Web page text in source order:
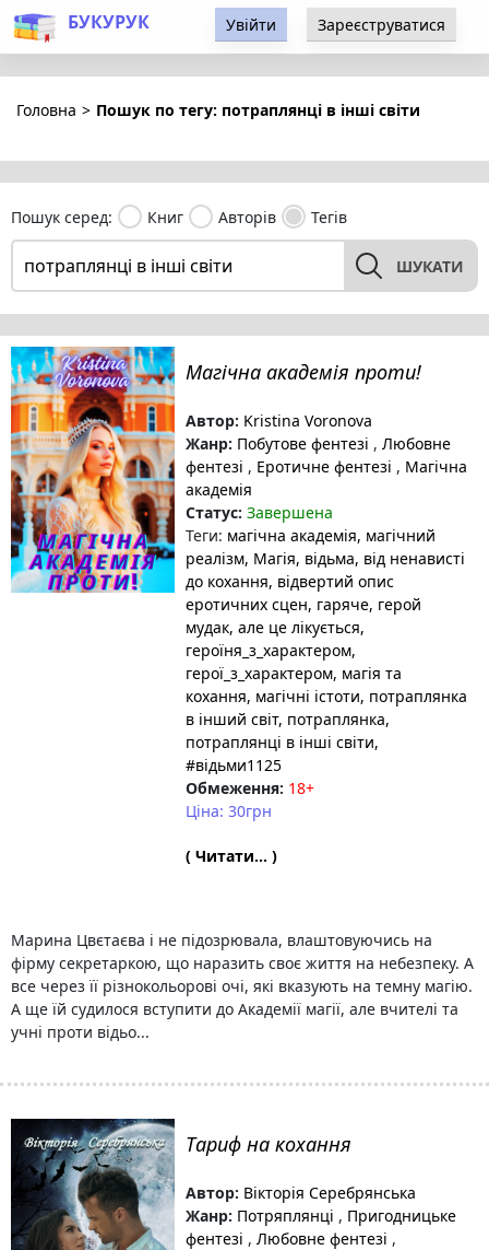
БУКУРУК Увійти Зареєструватися
Головна > Пошук по тегу: потраплянці в інші світи
Пошук серед: Книг Авторів Тегів
ШУКАТИ
Магічна академія проти!
Автор: Kristina Voronova
Жанр: Побутове фентезі , Любовне
фентезі , Еротичне фентезі , Магічна
академія
Статус: Завершена
Теги: магічна академія, магічний
реалізм, Магія, відьма, від ненависті
до кохання, відвертий опис
еротичних сцен, гаряче, герой
мудак, але це лікується,
героїня_з_характером,
герої_з_характером, магія та
кохання, магічні істоти, потраплянка
в інший світ, потраплянка,
потраплянці в інші світи,
#відьми1125
Обмеження: 18+
Ціна: 30грн
( Читати... )
Марина Цвєтаєва і не підозрювала, влаштовуючись на
фірму секретаркою, що наразить своє життя на небезпеку. А
все через її різнокольорові очі, які вказують на темну магію.
А ще їй судилося вступити до Академії магії, але вчителі та
учні проти відьо...
Тариф на кохання
Автор: Вікторія Серебрянська
Жанр: Потряплянці , Пригодницьке
фентезі , Любовне фентезі ,